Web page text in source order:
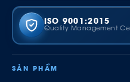
ISO 9001:2015
Quality Management
SẢN PHẨM